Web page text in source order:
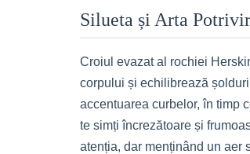
Silueta și Arta
Croiul evazat al rochiei
corpului și echilibrează
accentuarea curbelor, în timp
te simți încrezătoare și
atenția, dar menținând un aer